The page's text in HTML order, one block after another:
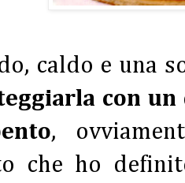
caldo e una
con un
,
che ho